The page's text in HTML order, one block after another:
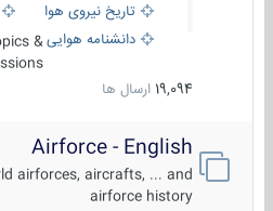
تاریخ نیروی هوایی
دانشنامه هوایی&
19,094 ارسال ها
Airforce - English
airforces, aircrafts, ... and
airforce history